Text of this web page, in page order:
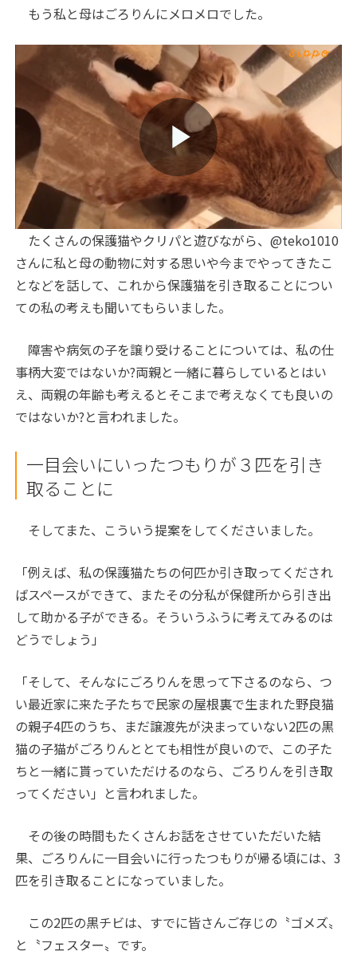
もう私と母はごろりんにメロメロでした。
Play
Video
たくさんの保護猫やクリパと遊びながら、@teko1010
さんに私と母の動物に対する思いや今までやってきたこ
となどを話して、これから保護猫を引き取ることについ
ての私の考えも聞いてもらいました。
障害や病気の子を譲り受けることについては、私の仕
事柄大変ではないか?両親と一緒に暮らしているとはい
え、両親の年齢も考えるとそこまで考えなくても良いの
ではないか?と言われました。
一目会いにいったつもりが３匹を引き
取ることに
そしてまた、こういう提案をしてくださいました。
「例えば、私の保護猫たちの何匹か引き取ってくだされ
ばスペースができて、またその分私が保健所から引き出
して助かる子ができる。そういうふうに考えてみるのは
どうでしょう」
「そして、そんなにごろりんを思って下さるのなら、つ
い最近家に来た子たちで民家の屋根裏で生まれた野良猫
の親子4匹のうち、まだ譲渡先が決まっていない2匹の黒
猫の子猫がごろりんととても相性が良いので、この子た
ちと一緒に貰っていただけるのなら、ごろりんを引き取
ってください」と言われました。
その後の時間もたくさんお話をさせていただいた結
果、ごろりんに一目会いに行ったつもりが帰る頃には、3
匹を引き取ることになっていました。
この2匹の黒チビは、すでに皆さんご存じの〝ゴメズ〟
と〝フェスター〟です。